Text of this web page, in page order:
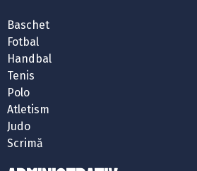
Baschet
Fotbal
Handbal
Tenis
Polo
Atletism
Judo
Scrimă